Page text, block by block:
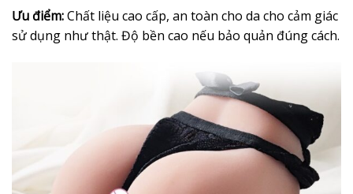
Ưu điểm:Chất liệu cao cấp, an toàn cho da cho cảm giác
sử dụng như thật. Độ bền cao nếu bảo quản đúng cách.